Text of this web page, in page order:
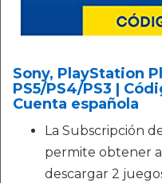
Sony, PlayStation
PS5/PS4/PS3 |
Cuenta española
La Subscripción
permite obtener
descargar 2